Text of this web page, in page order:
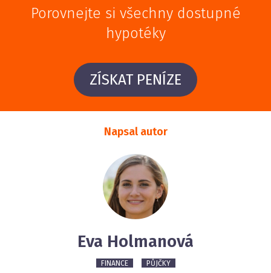
Porovnejte si všechny dostupné
hypotéky
ZÍSKAT PENÍZE
Napsal autor
Eva Holmanová
FINANCE PŮJČKY